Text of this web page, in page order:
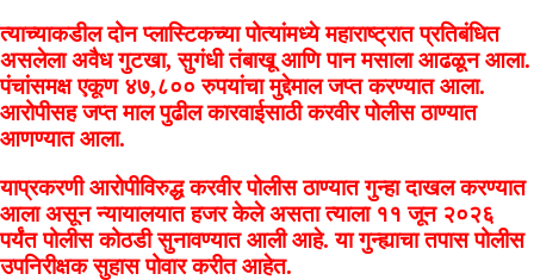
त्याच्याकडील दोन प्लास्टिकच्या पोत्यांमध्ये महाराष्ट्रात प्रतिबंधित
असलेला अवैध गुटखा, सुगंधी तंबाखू आणि पान मसाला आढळून आला.
पंचांसमक्ष एकूण ४७,८०० रुपयांचा मुद्देमाल जप्त करण्यात आला.
आरोपीसह जप्त माल पुढील कारवाईसाठी करवीर पोलीस ठाण्यात
आणण्यात आला.
याप्रकरणी आरोपीविरुद्ध करवीर पोलीस ठाण्यात गुन्हा दाखल करण्यात
आला असून न्यायालयात हजर केले असता त्याला ११ जून २०२६
पर्यंत पोलीस कोठडी सुनावण्यात आली आहे. या गुन्ह्याचा तपास पोलीस
उपनिरीक्षक सुहास पोवार करीत आहेत.